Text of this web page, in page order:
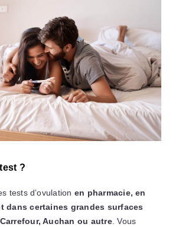
?
tests d’ovulation en pharmacie, en
dans certaines grandes surfaces
Auchan ou autre. Vous